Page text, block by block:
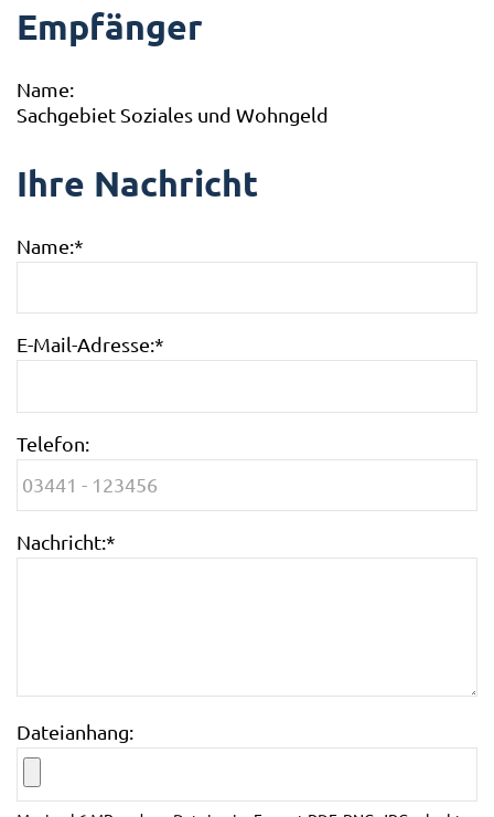
Empfänger
Name:
Sachgebiet Soziales und Wohngeld
Ihre Nachricht
Name:*
E-Mail-Adresse:*
Telefon:
Nachricht:*
Dateianhang: